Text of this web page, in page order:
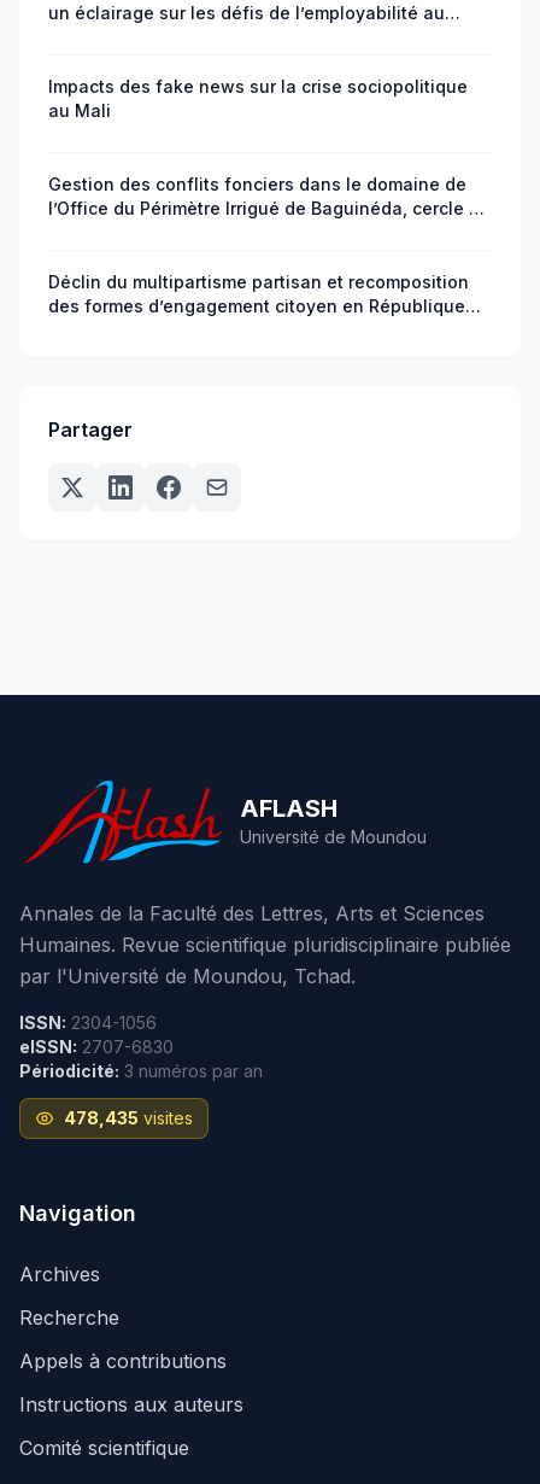
un éclairage sur les défis de l’employabilité au
Impacts des fake news sur la crise sociopolitique
au Mali
Gestion des conflits fonciers dans le domaine de
l’Office du Périmètre Irrigué de Baguinéda, cercle de
Déclin du multipartisme partisan et recomposition
des formes d’engagement citoyen en République
Partager
AFLASH
Université de Moundou
Annales de la Faculté des Lettres, Arts et Sciences
Humaines. Revue scientifique pluridisciplinaire publiée
par l'Université de Moundou, Tchad.
ISSN: 2304-1056
eISSN: 2707-6830
Périodicité: 3 numéros par an
478,435 visites
Navigation
Archives
Recherche
Appels à contributions
Instructions aux auteurs
Comité scientifique